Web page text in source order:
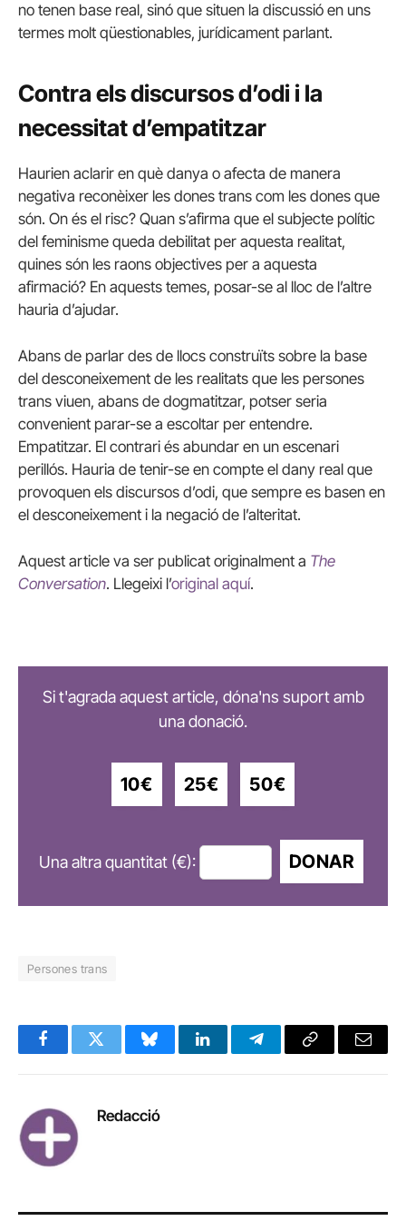
no tenen base real, sinó que situen la discussió en uns
termes molt qüestionables, jurídicament parlant.
Contra els discursos d’odi i la
necessitat d’empatitzar
Haurien aclarir en què danya o afecta de manera
negativa reconèixer les dones trans com les dones que
són. On és el risc? Quan s’afirma que el subjecte polític
del feminisme queda debilitat per aquesta realitat,
quines són les raons objectives per a aquesta
afirmació? En aquests temes, posar-se al lloc de l’altre
hauria d’ajudar.
Abans de parlar des de llocs construïts sobre la base
del desconeixement de les realitats que les persones
trans viuen, abans de dogmatitzar, potser seria
convenient parar-se a escoltar per entendre.
Empatitzar. El contrari és abundar en un escenari
perillós. Hauria de tenir-se en compte el dany real que
provoquen els discursos d’odi, que sempre es basen en
el desconeixement i la negació de l’alteritat.
Aquest article va ser publicat originalment a The
Conversation. Llegeixi l’original aquí.
Si t'agrada aquest article, dóna'ns suport amb
una donació.
10€ 25€ 50€
Una altra quantitat (€): DONAR
Persones trans
FacebookTwitter BlueskyLinkedInTelegramCopy
Email
Redacció